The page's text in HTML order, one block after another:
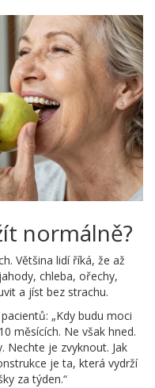
normálně?
Většina lidí říká, že až
chleba, ořechy,
a jíst bez strachu.
„Kdy budu moci
měsících. Ne však hned.
Nechte je zvyknout. Jak
je ta, která vydrží
za týden.“